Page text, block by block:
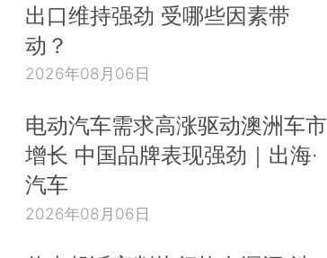
出口维持强劲 受哪些因素带
动？
2026年08月06日
电动汽车需求高涨驱动澳洲车市
增长 中国品牌表现强劲｜出海·
汽车
2026年08月06日